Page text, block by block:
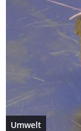
Umwelt